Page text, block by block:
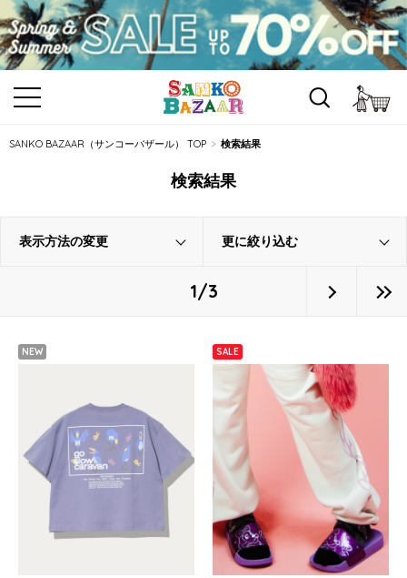
SANKO BAZAAR（サンコーバザール） TOP 検索結果
検索結果
表示方法の変更 更に絞り込む
1/3
NEW SALE